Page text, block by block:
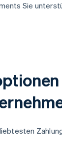
Sie